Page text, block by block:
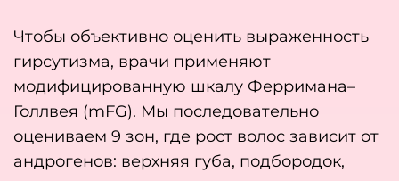
Чтобы объективно оценить выраженность
гирсутизма, врачи применяют
модифицированную шкалу Ферримана–
Голлвея (mFG). Мы последовательно
оцениваем 9 зон, где рост волос зависит от
андрогенов: верхняя губа, подбородок,